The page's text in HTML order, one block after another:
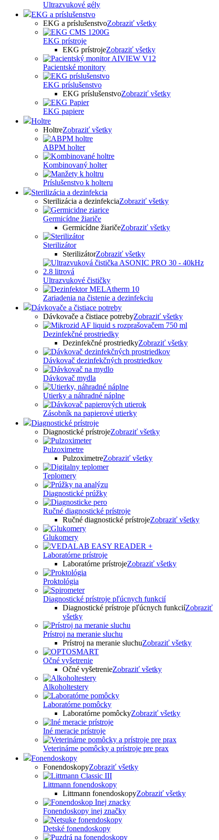
Ultrazvukové gély
EKG a príslušenstvo
EKG a príslušenstvoZobraziť všetky
EKG prístroje
EKG prístrojeZobraziť všetky
Pacientské monitory
EKG príslušenstvo
EKG príslušenstvoZobraziť všetky
EKG papiere
Holtre
HoltreZobraziť všetky
ABPM holter
Kombinovaný holter
Príslušenstvo k holteru
Sterilizácia a dezinfekcia
Sterilizácia a dezinfekciaZobraziť všetky
Germicídne žiariče
Germicídne žiaričeZobraziť všetky
Sterilizátor
SterilizátorZobraziť všetky
Ultrazvukové čističky
Zariadenia na čistenie a dezinfekciu
Dávkovače a čistiace potreby
Dávkovače a čistiace potrebyZobraziť všetky
Dezinfekčné prostriedky
Dezinfekčné prostriedkyZobraziť všetky
Dávkovač dezinfekčných prostriedkov
Dávkovač mydla
Utierky a náhradné náplne
Zásobník na papierové utierky
Diagnostické prístroje
Diagnostické prístrojeZobraziť všetky
Pulzoximetre
PulzoximetreZobraziť všetky
Teplomery
Diagnostické prúžky
Ručné diagnostické prístroje
Ručné diagnostické prístrojeZobraziť všetky
Glukomery
Laboratórne prístroje
Laboratórne prístrojeZobraziť všetky
Proktológia
Diagnostické prístroje pľúcnych funkcií
Diagnostické prístroje pľúcnych funkciíZobraziť
všetky
Prístroj na meranie sluchu
Prístroj na meranie sluchuZobraziť všetky
Očné vyšetrenie
Očné vyšetrenieZobraziť všetky
Alkoholtestery
Laboratórne pomôcky
Laboratórne pomôckyZobraziť všetky
Iné meracie prístroje
Veterinárne pomôcky a prístroje pre prax
Fonendoskopy
FonendoskopyZobraziť všetky
Littmann fonendoskopy
Littmann fonendoskopyZobraziť všetky
Fonendoskopy inej značky
Detské fonendoskopy